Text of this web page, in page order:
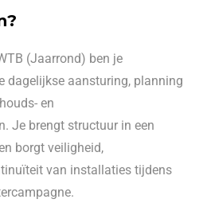
(Jaarrond) ben je
dagelijkse aansturing, planning
en
Je brengt structuur in een
borgt veiligheid,
van installaties tijdens